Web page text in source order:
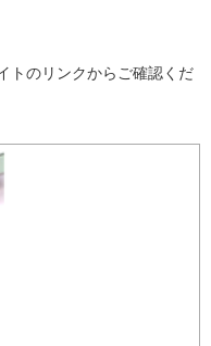
トのリンクからご確認くだ